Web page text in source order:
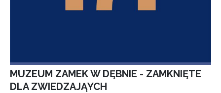
MUZEUM ZAMEK W DĘBNIE - ZAMKNIĘTE
DLA ZWIEDZAJĄYCH